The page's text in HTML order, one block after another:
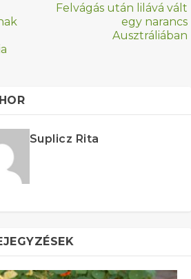
Felvágás után lilává vált
egy narancs
Ausztráliában
Suplicz Rita